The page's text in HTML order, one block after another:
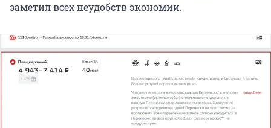
заметил всех неудобств экономии.